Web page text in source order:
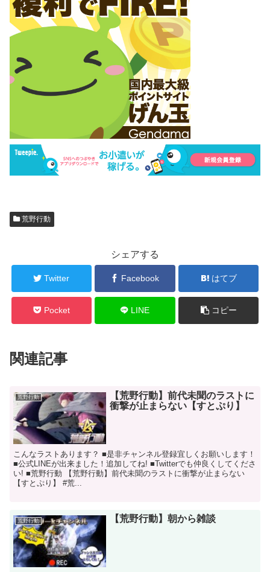
荒野行動
シェアする
Twitter Facebook はてブ
Pocket LINE コピー
関連記事
荒野行動
【荒野行動】前代未聞のラストに
衝撃が止まらない【すとぷり】
こんなラストあります？ ■是非チャンネル登録宜しくお願いします！
■公式LINEが出来ました！追加してね! ■Twitterでも仲良くしてくださ
い! ■荒野行動 【荒野行動】前代未聞のラストに衝撃が止まらない
【すとぷり】 #荒...
荒野行動 【荒野行動】朝から雑談